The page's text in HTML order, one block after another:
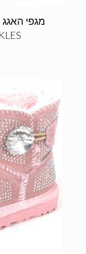
מגפי האגג